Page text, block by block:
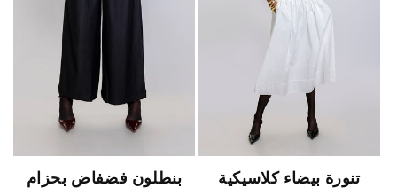
بنطلون فضفاض بحزام
تنورة بيضاء كلاسيكية